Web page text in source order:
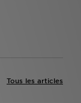
Tous les articles